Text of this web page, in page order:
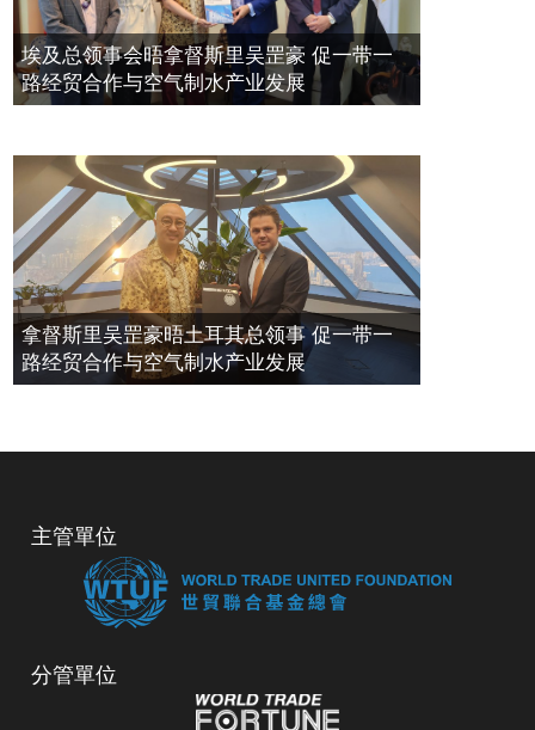
埃及总领事会晤拿督斯里吴罡豪 促一带一
路经贸合作与空气制水产业发展
拿督斯里吴罡豪晤土耳其总领事 促一带一
路经贸合作与空气制水产业发展
主管單位
分管單位